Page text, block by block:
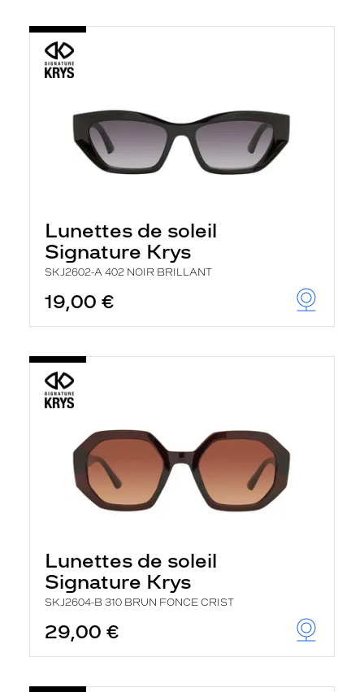
Lunettes de soleil
Signature Krys
SKJ2602-A 402 NOIR BRILLANT
19,00 €
Lunettes de soleil
Signature Krys
SKJ2604-B 310 BRUN FONCE CRIST
29,00 €